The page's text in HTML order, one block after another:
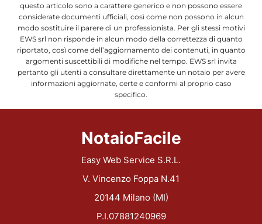
questo articolo sono a carattere generico e non possono essere
considerate documenti ufficiali, così come non possono in alcun
modo sostituire il parere di un professionista. Per gli stessi motivi
EWS srl non risponde in alcun modo della correttezza di quanto
riportato, così come dell’aggiornamento dei contenuti, in quanto
argomenti suscettibili di modifiche nel tempo. EWS srl invita
pertanto gli utenti a consultare direttamente un notaio per avere
informazioni aggiornate, certe e conformi al proprio caso
specifico.
NotaioFacile
Easy Web Service S.R.L.
V. Vincenzo Foppa N.41
20144 Milano (MI)
P.I.07881240969